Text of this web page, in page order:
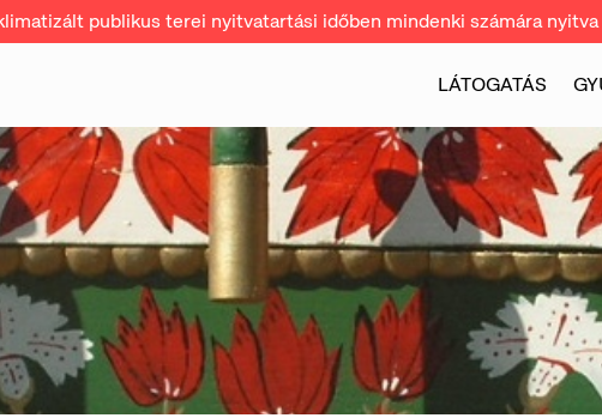
publikus terei nyitvatartási időben mindenki számára nyitva
LÁTOGATÁS